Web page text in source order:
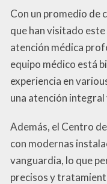
Con un promedio de
que han visitado
atención médica
equipo médico está
experiencia en
una atención integral
Además, el Centro
con modernas
vanguardia, lo que
precisos y